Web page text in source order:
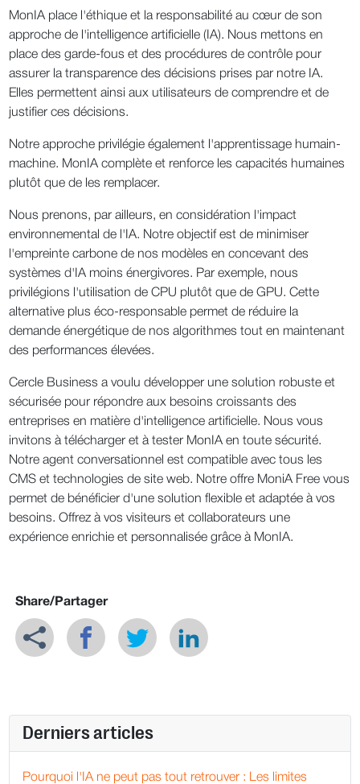
MonIA place l'éthique et la responsabilité au cœur de son
approche de l'intelligence artificielle (IA). Nous mettons en
place des garde-fous et des procédures de contrôle pour
assurer la transparence des décisions prises par notre IA.
Elles permettent ainsi aux utilisateurs de comprendre et de
justifier ces décisions.
Notre approche privilégie également l'apprentissage humain-
machine. MonIA complète et renforce les capacités humaines
plutôt que de les remplacer.
Nous prenons, par ailleurs, en considération l'impact
environnemental de l'IA. Notre objectif est de minimiser
l'empreinte carbone de nos modèles en concevant des
systèmes d'IA moins énergivores. Par exemple, nous
privilégions l'utilisation de CPU plutôt que de GPU. Cette
alternative plus éco-responsable permet de réduire la
demande énergétique de nos algorithmes tout en maintenant
des performances élevées.
Cercle Business a voulu développer une solution robuste et
sécurisée pour répondre aux besoins croissants des
entreprises en matière d'intelligence artificielle. Nous vous
invitons à télécharger et à tester MonIA en toute sécurité.
Notre agent conversationnel est compatible avec tous les
CMS et technologies de site web. Notre offre MoniA Free vous
permet de bénéficier d'une solution flexible et adaptée à vos
besoins. Offrez à vos visiteurs et collaborateurs une
expérience enrichie et personnalisée grâce à MonIA.
Share/Partager
Derniers articles
Pourquoi l'IA ne peut pas tout retrouver : Les limites